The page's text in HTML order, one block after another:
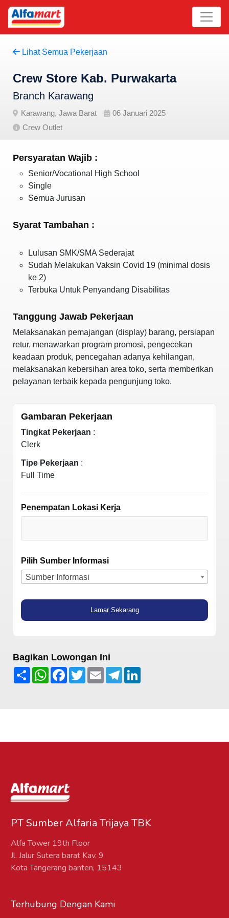
Lihat Semua Pekerjaan
Crew Store Kab. Purwakarta
Branch Karawang
Karawang, Jawa Barat
06 Januari 2025
Crew Outlet
Persyaratan Wajib :
Senior/Vocational High School
Single
Semua Jurusan
Syarat Tambahan :
Lulusan SMK/SMA Sederajat
Sudah Melakukan Vaksin Covid 19 (minimal dosis
ke 2)
Terbuka Untuk Penyandang Disabilitas
Tanggung Jawab Pekerjaan
Melaksanakan pemajangan (display) barang, persiapan
retur, menawarkan program promosi, pengecekan
keadaan produk, pencegahan adanya kehilangan,
melaksanakan kebersihan area toko, serta memberikan
pelayanan terbaik kepada pengunjung toko.
Gambaran Pekerjaan
Tingkat Pekerjaan :
Clerk
Tipe Pekerjaan :
Full Time
Penempatan Lokasi Kerja
Pilih Sumber Informasi
Sumber Informasi
Lamar Sekarang
Bagikan Lowongan Ini
ShareWhatsApp
Facebook
TwitterEmailTelegramLinkedIn
PT Sumber Alfaria Trijaya TBK
Alfa Tower 19th Floor
Jl. Jalur Sutera barat Kav. 9
Kota Tangerang banten, 15143
Terhubung Dengan Kami